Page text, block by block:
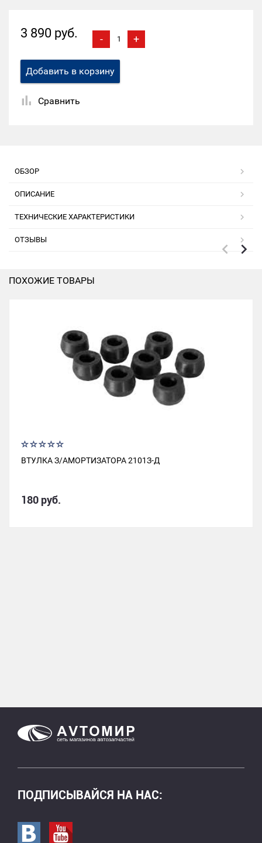
3 890 руб. - +
Добавить в корзину
Сравнить
ОБЗОР
ОПИСАНИЕ
ТЕХНИЧЕСКИЕ ХАРАКТЕРИСТИКИ
ОТЗЫВЫ
ПОХОЖИЕ ТОВАРЫ
ВТУЛКА З/АМОРТИЗАТОРА 2101З-Д
180 руб.
ПОДПИСЫВАЙСЯ НА НАС:
Перейти в вк